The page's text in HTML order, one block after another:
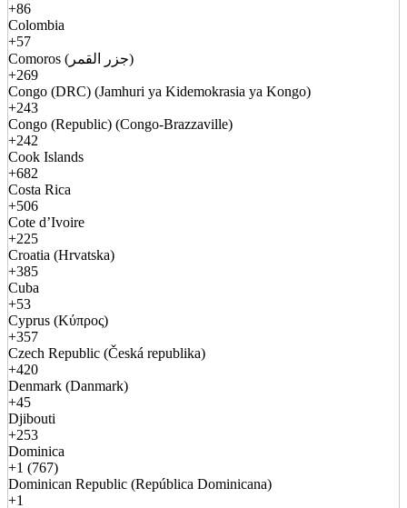
+86
Colombia
+57
Comoros (جزر القمر)
+269
Congo (DRC) (Jamhuri ya Kidemokrasia ya Kongo)
+243
Congo (Republic) (Congo-Brazzaville)
+242
Cook Islands
+682
Costa Rica
+506
Cote d’Ivoire
+225
Croatia (Hrvatska)
+385
Cuba
+53
Cyprus (Κύπρος)
+357
Czech Republic (Česká republika)
+420
Denmark (Danmark)
+45
Djibouti
+253
Dominica
+1 (767)
Dominican Republic (República Dominicana)
+1